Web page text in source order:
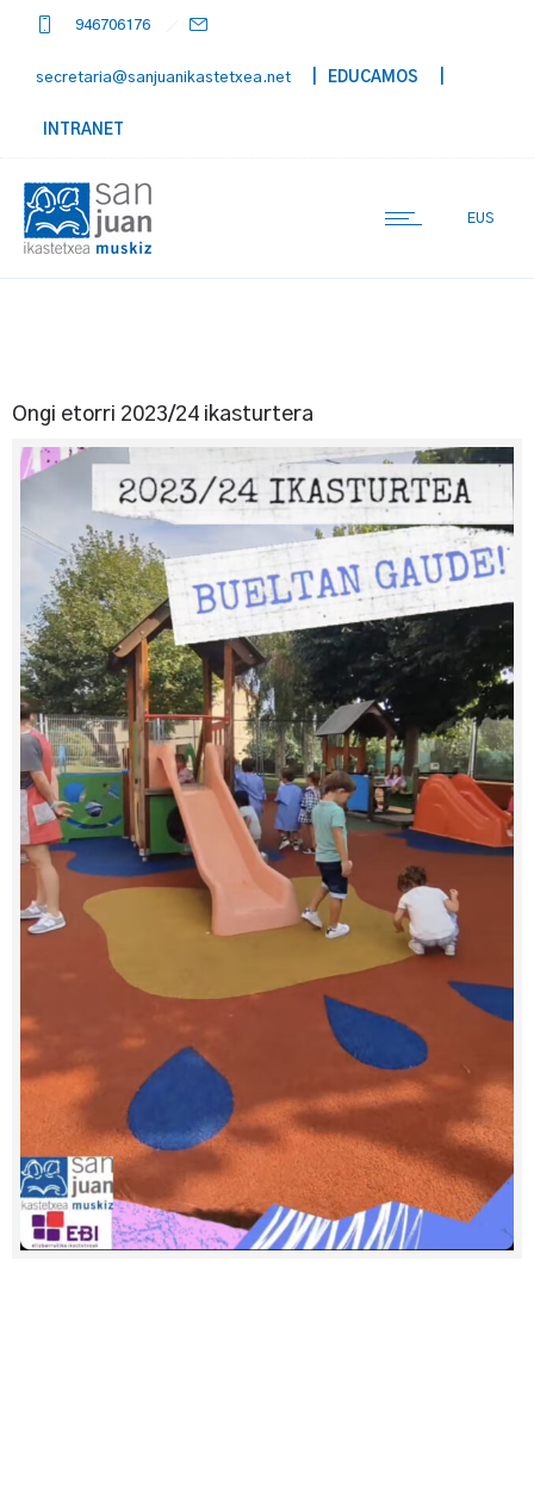
946706176
secretaria@sanjuanikastetxea.net | EDUCAMOS
INTRANET
EUS
Ongi etorri 2023/24 ikasturtera